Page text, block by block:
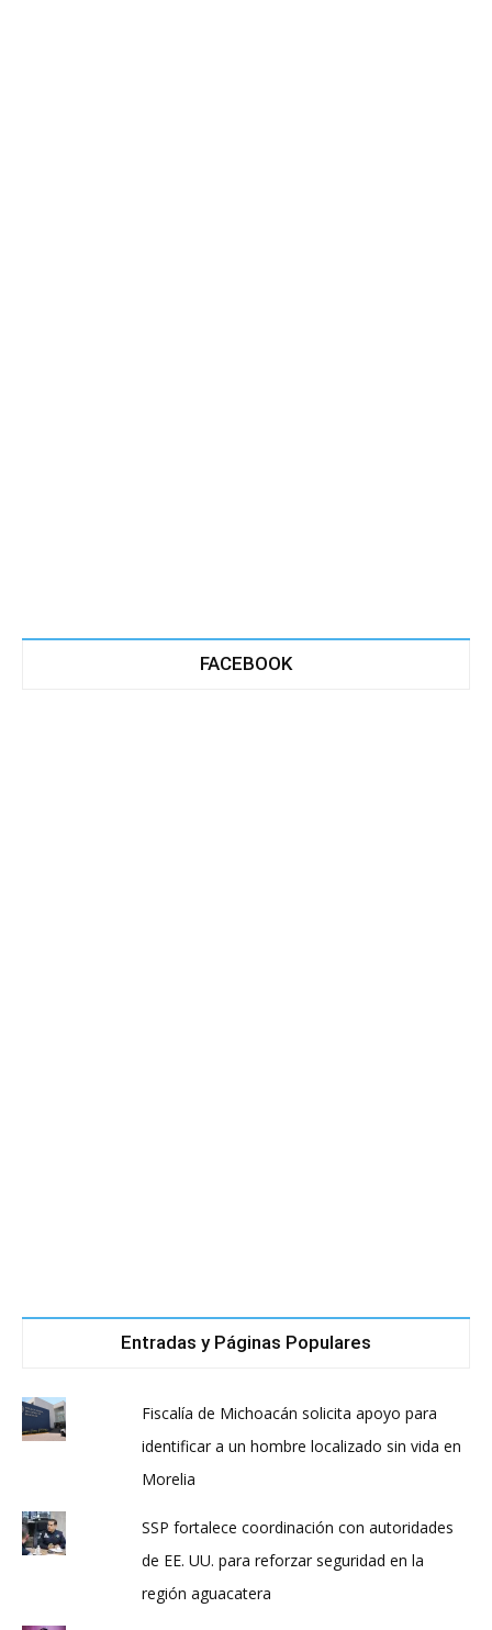
FACEBOOK
Entradas y Páginas Populares
Fiscalía de Michoacán solicita apoyo para
identificar a un hombre localizado sin vida en
Morelia
SSP fortalece coordinación con autoridades
de EE. UU. para reforzar seguridad en la
región aguacatera